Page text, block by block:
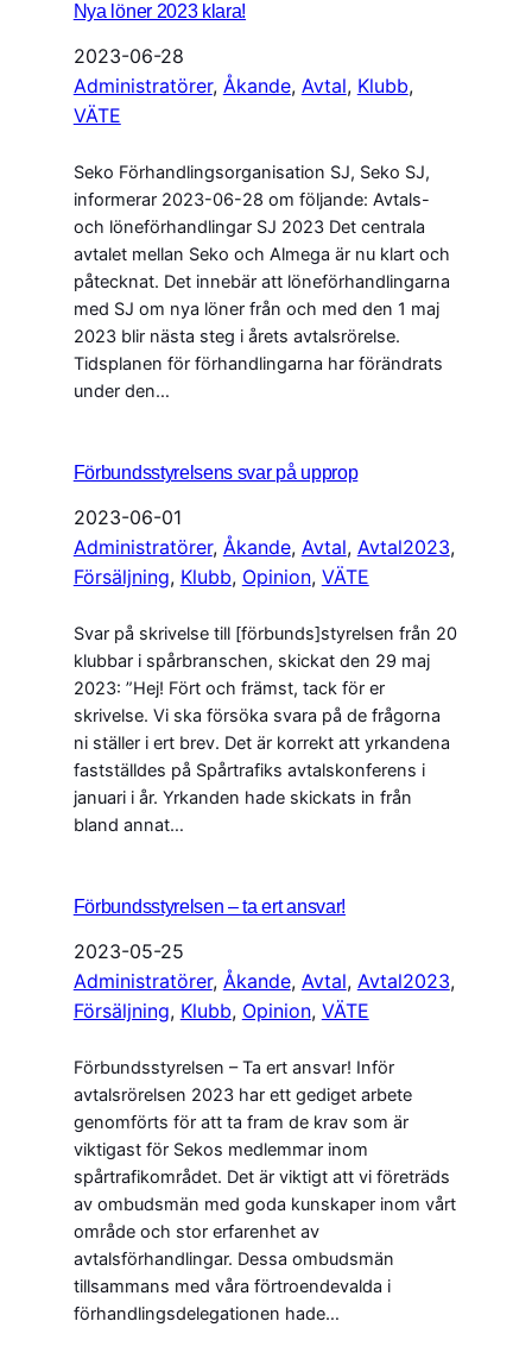
Nya löner 2023 klara!
2023-06-28
Administratörer, Åkande, Avtal, Klubb ,
VÄTE
Seko Förhandlingsorganisation SJ, Seko SJ,
informerar 2023-06-28 om följande: Avtals-
och löneförhandlingar SJ 2023 Det centrala
avtalet mellan Seko och Almega är nu klart och
påtecknat. Det innebär att löneförhandlingarna
med SJ om nya löner från och med den 1 maj
2023 blir nästa steg i årets avtalsrörelse.
Tidsplanen för förhandlingarna har förändrats
under den…
Förbundsstyrelsens svar på upprop
2023-06-01
Administratörer, Åkande, Avtal, Avtal2023 ,
Försäljning, Klubb, Opinion, VÄTE
Svar på skrivelse till [förbunds]styrelsen från 20
klubbar i spårbranschen, skickat den 29 maj
2023: ”Hej! Fört och främst, tack för er
skrivelse. Vi ska försöka svara på de frågorna
ni ställer i ert brev. Det är korrekt att yrkandena
fastställdes på Spårtrafiks avtalskonferens i
januari i år. Yrkanden hade skickats in från
bland annat…
Förbundsstyrelsen – ta ert ansvar!
2023-05-25
Administratörer, Åkande, Avtal, Avtal2023 ,
Försäljning, Klubb, Opinion, VÄTE
Förbundsstyrelsen – Ta ert ansvar! Inför
avtalsrörelsen 2023 har ett gediget arbete
genomförts för att ta fram de krav som är
viktigast för Sekos medlemmar inom
spårtrafikområdet. Det är viktigt att vi företräds
av ombudsmän med goda kunskaper inom vårt
område och stor erfarenhet av
avtalsförhandlingar. Dessa ombudsmän
tillsammans med våra förtroendevalda i
förhandlingsdelegationen hade…